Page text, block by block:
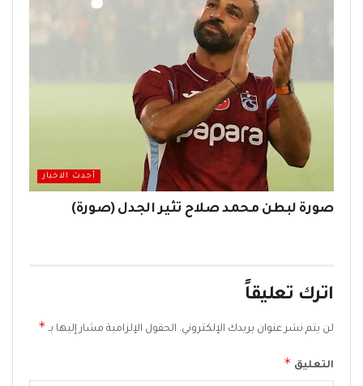
أحدث الاخبار
صورة لبطن محمد صلاح تثير الجدل (صورة)
اترك تعليقاً
لن يتم نشر عنوان بريدك الإلكتروني. الحقول الإلزامية مشار إليها بـ *
التعليق *